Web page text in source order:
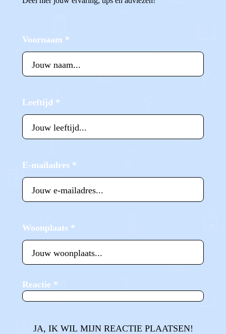
Voornaam *
Leeftijd *
E-mailadres *
Woonplaats *
Reactie *
JA, IK WIL MIJN REACTIE PLAATSEN!